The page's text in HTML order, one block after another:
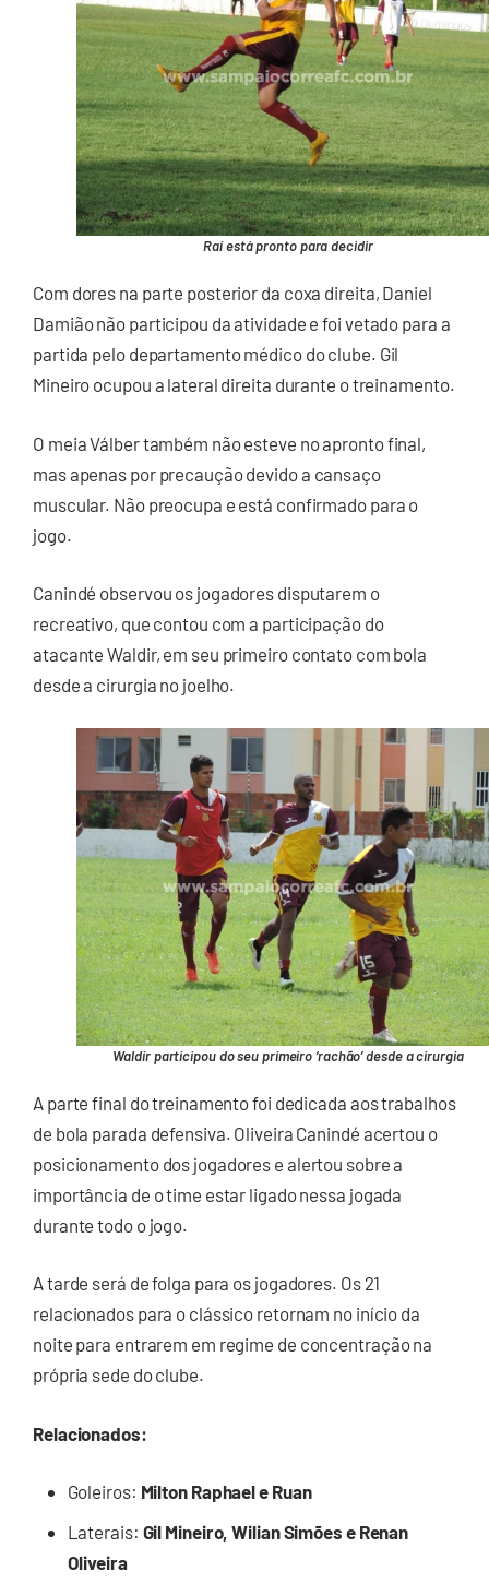
Raí está pronto para decidir
Com dores na parte posterior da coxa direita, Daniel
Damião não participou da atividade e foi vetado para a
partida pelo departamento médico do clube. Gil
Mineiro ocupou a lateral direita durante o treinamento.
O meia Válber também não esteve no apronto final,
mas apenas por precaução devido a cansaço
muscular. Não preocupa e está confirmado para o
jogo.
Canindé observou os jogadores disputarem o
recreativo, que contou com a participação do
atacante Waldir, em seu primeiro contato com bola
desde a cirurgia no joelho.
Waldir participou do seu primeiro ‘rachão’ desde a cirurgia
A parte final do treinamento foi dedicada aos trabalhos
de bola parada defensiva. Oliveira Canindé acertou o
posicionamento dos jogadores e alertou sobre a
importância de o time estar ligado nessa jogada
durante todo o jogo.
A tarde será de folga para os jogadores. Os 21
relacionados para o clássico retornam no início da
noite para entrarem em regime de concentração na
própria sede do clube.
Relacionados:
Goleiros: Milton Raphael e Ruan
Laterais: Gil Mineiro, Wilian Simões e Renan
Oliveira